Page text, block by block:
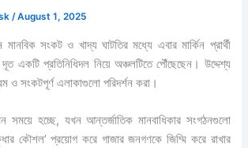
/August 1, 2025
সংকট ও খাদ্য ঘাটতির মধ্যে এবার মার্কিন প্রার্থী
দূত একটি প্রতিনিধিদল নিয়ে অঞ্চলটিতে পৌঁছেছেন। উদ্দেশ্য
ও সংকটপূর্ণ এলাকাগুলো পরিদর্শন করা।
সময়ে হচ্ছে, যখন আন্তর্জাতিক মানবাধিকার সংগঠনগুলো
কৌশল’ প্রয়োগ করে গাজার জনগণকে জিম্মি করে রাখার